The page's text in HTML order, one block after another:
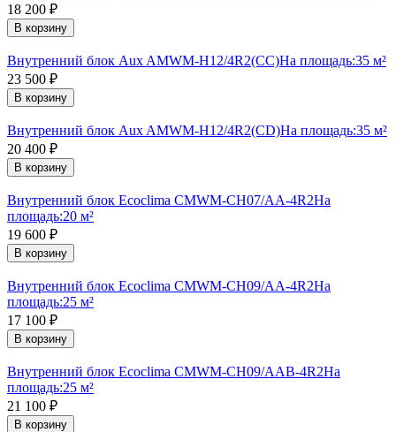
18 200 ₽
В корзину
Внутренний блок Aux AMWM-H12/4R2(CC)На площадь:35 м²
23 500 ₽
В корзину
Внутренний блок Aux AMWM-H12/4R2(CD)На площадь:35 м²
20 400 ₽
В корзину
Внутренний блок Ecoclima CMWM-CH07/AA-4R2На
площадь:20 м²
19 600 ₽
В корзину
Внутренний блок Ecoclima CMWM-CH09/AA-4R2На
площадь:25 м²
17 100 ₽
В корзину
Внутренний блок Ecoclima CMWM-CH09/AAB-4R2На
площадь:25 м²
21 100 ₽
В корзину